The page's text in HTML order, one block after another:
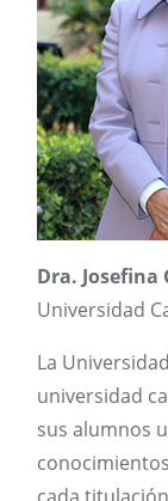
Dra. Josefina
Universidad
La
universidad
sus alumnos